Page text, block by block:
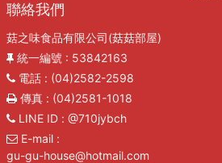
聯絡我們
菇之味食品有限公司(菇菇部屋)
統一編號 : 53842163
電話: (04)2582-2598
傳真: (04)2581-1018
LINE ID: @710jybch
E-mail:
gu-gu-house@hotmail.com